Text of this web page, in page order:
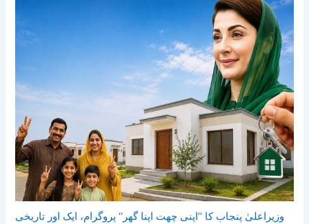
وزیراعلیٰ پنجاب کا ’’اپنی چھت اپنا گھر‘‘ پروگرام، ایک اور تاریخی